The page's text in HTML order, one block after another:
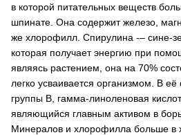
в которой питательных веществ
шпинате. Она содержит железо,
же хлорофилл. Спирулина -– сине-
которая получает энергию при
являясь растением, она на 70%
легко усваивается организмом. В
группы В, гамма-линоленовая
являющийся главным активом в
Минералов и хлорофилла больше в